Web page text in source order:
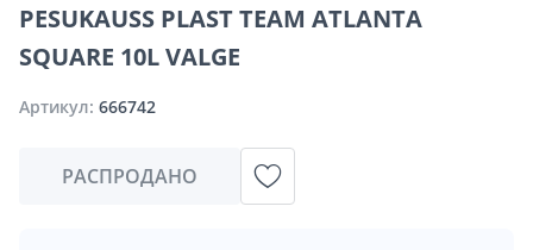
PESUKAUSS PLAST TEAM ATLANTA
SQUARE 10L VALGE
Артикул: 666742
РАСПРОДАНО